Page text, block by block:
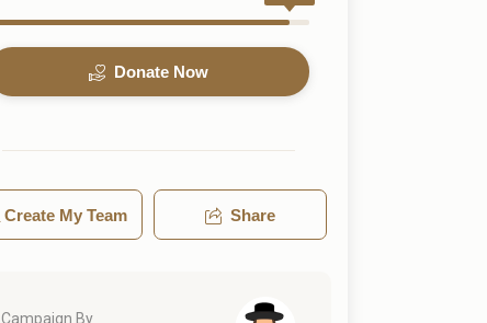
Donate Now
Create My Team Share
Campaign By